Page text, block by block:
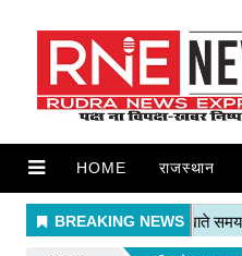
HOME राजस्थान